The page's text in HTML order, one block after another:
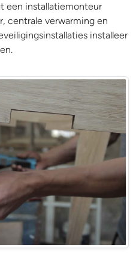
een installatiemonteur
centrale verwarming en
installeer